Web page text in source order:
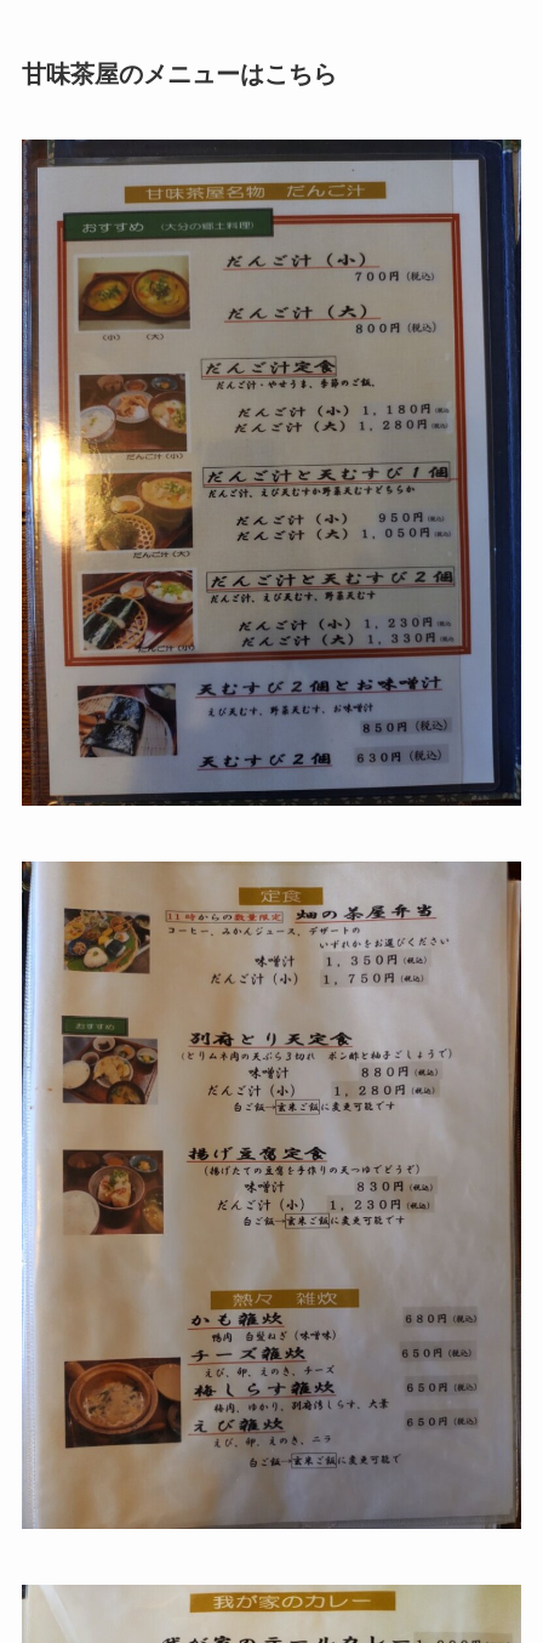
甘味茶屋のメニューはこちら